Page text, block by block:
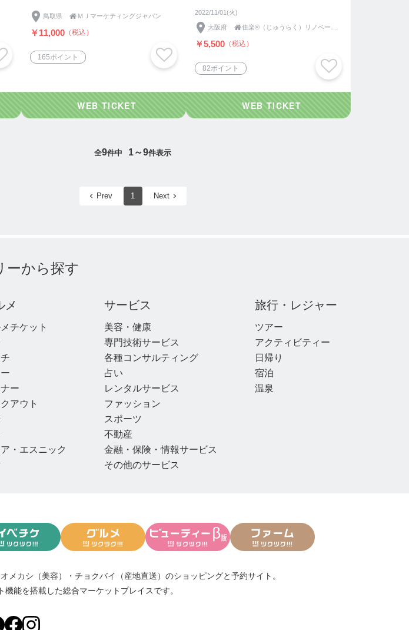
です！
鳥取県  ＭＪマーケティングジャパン
￥11,000 （税込）
165ポイント
2022/11/01(火)
大阪府 
￥5,500 （税込）
82ポイント
全9件中 1～9件表示
Prev 1 Next
ーから探す
メ
チケット
ー
アウト
・エスニック
サービス
美容・健康
専門技術サービス
各種コンサルティング
占い
レンタルサービス
ファッション
スポーツ
不動産
金融・保険・情報サービス
その他のサービス
旅行・レジャー
ツアー
アクティビティー
日帰り
宿泊
温泉
オメカシ（美容） ・ チョクバイ（産地直送） のショッピングと予約サイト。
機能を搭載した総合マーケットプレイスです。